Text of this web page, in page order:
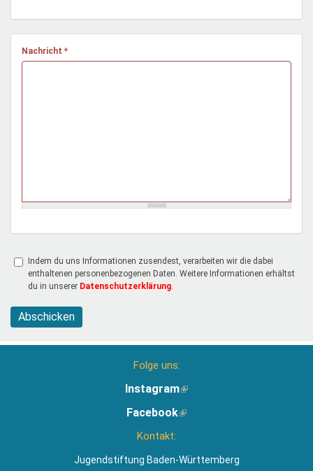
Demokratie & Beteiligung
Nachricht *
Indem du uns Informationen zusendest, verarbeiten wir die dabei
enthaltenen personenbezogenen Daten. Weitere Informationen erhältst
du in unserer Datenschutzerklärung
Abschicken
Folge uns:
Instagram(Link
extern)
Facebook(Link
Kontakt:
Jugendstiftung Baden-Württemberg